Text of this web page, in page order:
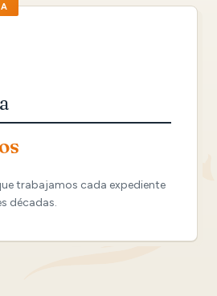
trabajamos cada expediente
décadas.